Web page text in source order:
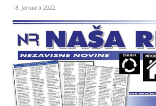
Zenica
18. Januara 2022.